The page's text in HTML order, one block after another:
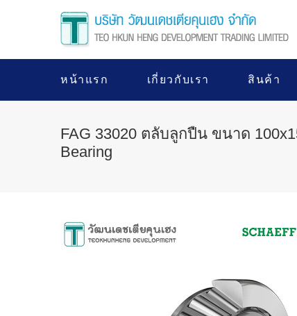
หน้าแรก เกี่ยวกับเรา สินค้า
FAG 33020 ตลับลูกปืน ขนาด
Bearing